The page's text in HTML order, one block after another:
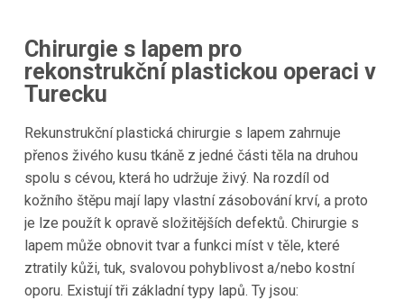
Chirurgie s lapem pro
rekonstrukční plastickou operaci v
Turecku
Rekunstrukční plastická chirurgie s lapem zahrnuje
přenos živého kusu tkáně z jedné části těla na druhou
spolu s cévou, která ho udržuje živý. Na rozdíl od
kožního štěpu mají lapy vlastní zásobování krví, a proto
je lze použít k opravě složitějších defektů. Chirurgie s
lapem může obnovit tvar a funkci míst v těle, které
ztratily kůži, tuk, svalovou pohyblivost a/nebo kostní
oporu. Existují tři základní typy lapů. Ty jsou: